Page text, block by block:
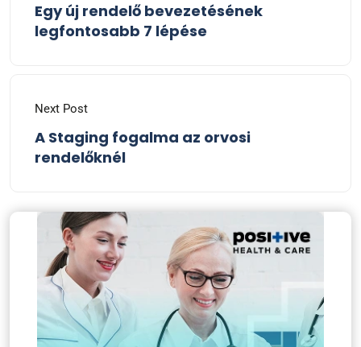
Egy új rendelő bevezetésének
legfontosabb 7 lépése
Next Post
A Staging fogalma az orvosi
rendelőknél